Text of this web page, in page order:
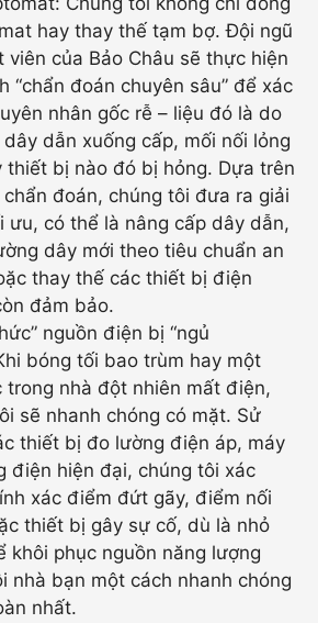
hay thay thế tạm bợ. Đội ngũ
viên của Bảo Châu sẽ thực hiện
“chẩn đoán chuyên sâu” để xác
nhân gốc rễ – liệu đó là do
dẫn xuống cấp, mối nối lỏng
thiết bị nào đó bị hỏng. Dựa trên
đoán, chúng tôi đưa ra giải
ưu, có thể là nâng cấp dây dẫn,
dây mới theo tiêu chuẩn an
thay thế các thiết bị điện
đảm bảo.
nguồn điện bị “ngủ
bóng tối bao trùm hay một
trong nhà đột nhiên mất điện,
sẽ nhanh chóng có mặt. Sử
thiết bị đo lường điện áp, máy
điện hiện đại, chúng tôi xác
xác điểm đứt gãy, điểm nối
thiết bị gây sự cố, dù là nhỏ
khôi phục nguồn năng lượng
nhà bạn một cách nhanh chóng
nhất.